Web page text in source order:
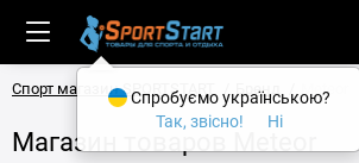
Спорт магазин SPORTSTART Бренд Meteor
Магазин товаров Meteor
Спробуємо українською?
Так, звісно!
Ні